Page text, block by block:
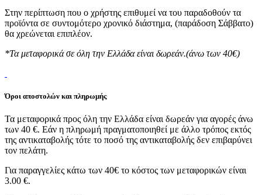
Στην περίπτωση που ο χρήστης επιθυμεί να του παραδοθούν τα
προϊόντα σε συντομότερο χρονικό διάστημα, (παράδοση Σάββατο)
θα χρεώνεται επιπλέον.
*Τα μεταφορικά σε όλη την Ελλάδα είναι δωρεάν.(άνω των 40€)
Όροι αποστολών και πληρωμής
Τα μεταφορικά προς όλη την Ελλάδα είναι δωρεάν για αγορές άνω
των 40 €. Εάν η πληρωμή πραγματοποιηθεί με άλλο τρόπος εκτός
της αντικαταβολής τότε το ποσό της αντικαταβολής δεν επιβαρύνει
τον πελάτη.
Για παραγγελίες κάτω των 40€ το κόστος των μεταφορικών είναι
3.00 €.